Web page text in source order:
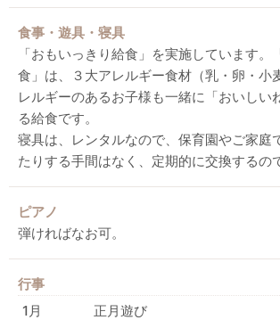
食事・遊具・寝具
「おもいっきり給食」を実施しています。
食」は、３大アレルギー食材（乳・卵・小
レルギーのあるお子様も一緒に「おいしい
る給食です。
寝具は、レンタルなので、保育園やご家庭
たりする手間はなく、定期的に交換するの
ピアノ
弾ければなお可。
行事
1月
正月遊び